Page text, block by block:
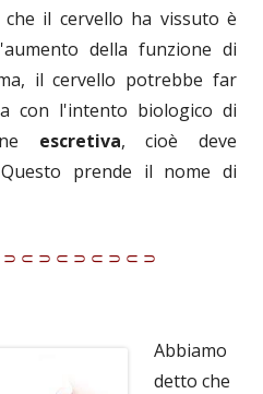
che il cervello ha vissuto è
della funzione di
il cervello potrebbe far
con l'intento biologico di
escretiva, cioè deve
prende il nome di
Abbiamo
detto che